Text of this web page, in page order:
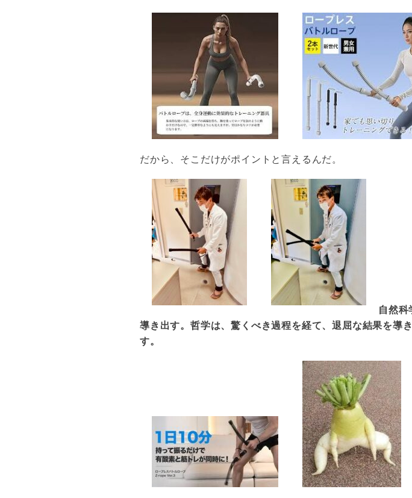
だから、そこだけがポイントと言えるんだ。
自然
導き出す。哲学は、驚くべき過程を経て、退屈な結果を導
す。